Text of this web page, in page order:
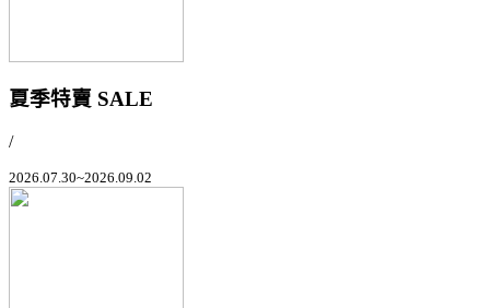
夏季特賣 SALE
/
2026.07.30~2026.09.02